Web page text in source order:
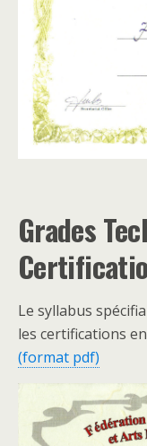
Grades
Le syllabus
les certifications
(format pdf)